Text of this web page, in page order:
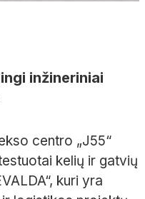
inžineriniai
centro „J55“
kelių ir gatvių
kuri yra